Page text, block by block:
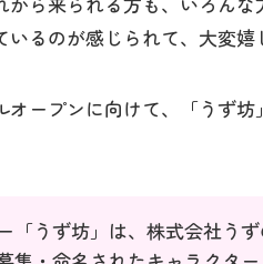
館内
お問
るのが感じられて、大変嬉
ープンに向けて、「うず
うず坊」は、株式会社う